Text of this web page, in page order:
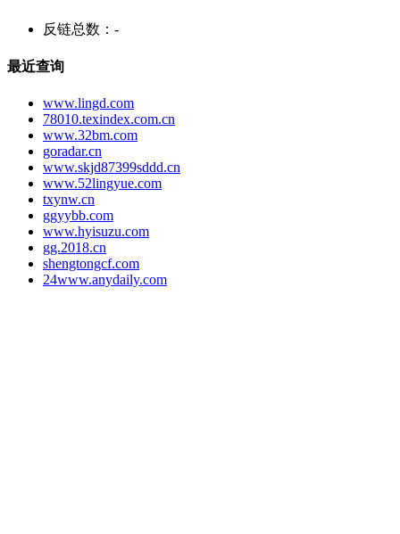
反链总数： -
最近查询
www.lingd.com
78010.texindex.com.cn
www.32bm.com
goradar.cn
www.skjd87399sddd.cn
www.52lingyue.com
txynw.cn
ggyybb.com
www.hyisuzu.com
gg.2018.cn
shengtongcf.com
24www.anydaily.com